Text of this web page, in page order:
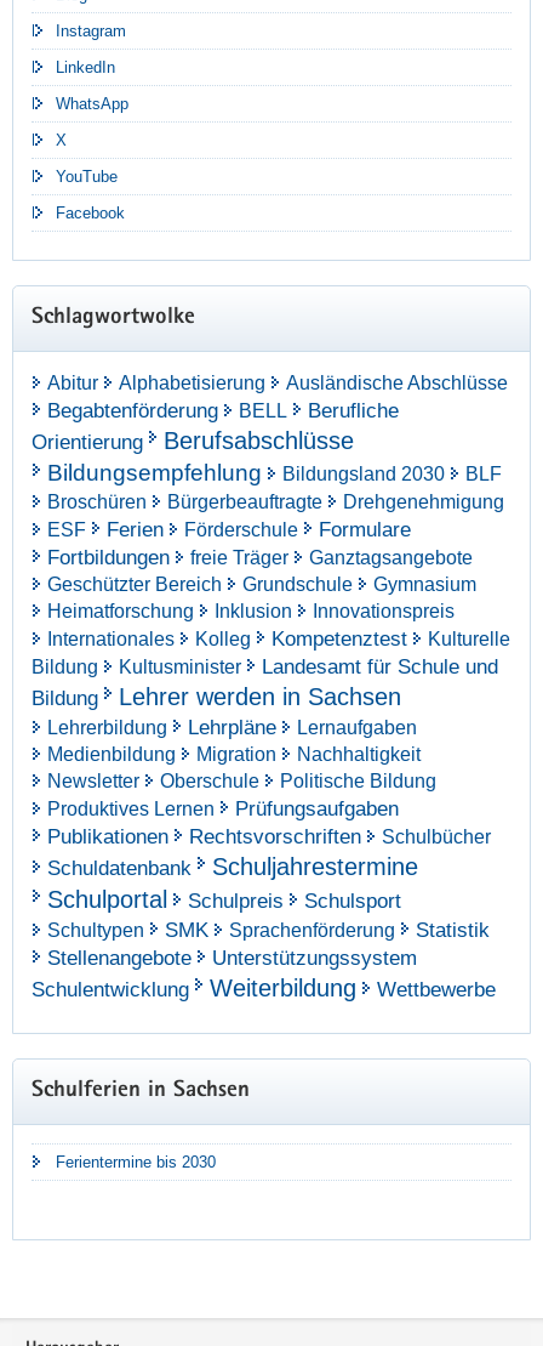
Instagram
LinkedIn
WhatsApp
X
YouTube
Facebook
Schlagwortwolke
Abitur Alphabetisierung Ausländische Abschlüsse
Begabtenförderung BELL
Berufliche
Orientierung
Berufsabschlüsse
Bildungsempfehlung Bildungsland 2030
BLF
Broschüren
Bürgerbeauftragte
Drehgenehmigung
ESF
Ferien Förderschule
Formulare
Fortbildungen
freie Träger
Ganztagsangebote
Geschützter Bereich
Grundschule
Gymnasium
Heimatforschung
Inklusion
Innovationspreis
Internationales
Kolleg Kompetenztest
Kulturelle
Bildung
Kultusminister
Landesamt für Schule und
Bildung
Lehrer werden in Sachsen
Lehrerbildung Lehrpläne
Lernaufgaben
Medienbildung
Migration
Nachhaltigkeit
Newsletter
Oberschule
Politische Bildung
Produktives Lernen
Prüfungsaufgaben
Publikationen
Rechtsvorschriften Schulbücher
Schuldatenbank
Schuljahrestermine
Schulportal
Schulpreis Schulsport
Schultypen SMK Sprachenförderung
Statistik
Stellenangebote
Unterstützungssystem
Schulentwicklung
Weiterbildung Wettbewerbe
Schulferien in Sachsen
Ferientermine bis 2030
Footer-